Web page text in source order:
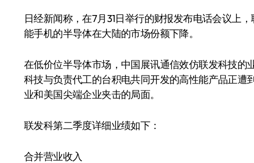
日经新闻称，在7月31日举行的财报发布电话会议上
能手机的半导体在大陆的市场份额下降。
在低价位半导体市场，中国展讯通信效仿联发科技的
科技与负责代工的台积电共同开发的高性能产品正遭
业和美国尖端企业夹击的局面。
联发科第二季度详细业绩如下：
合并营业收入